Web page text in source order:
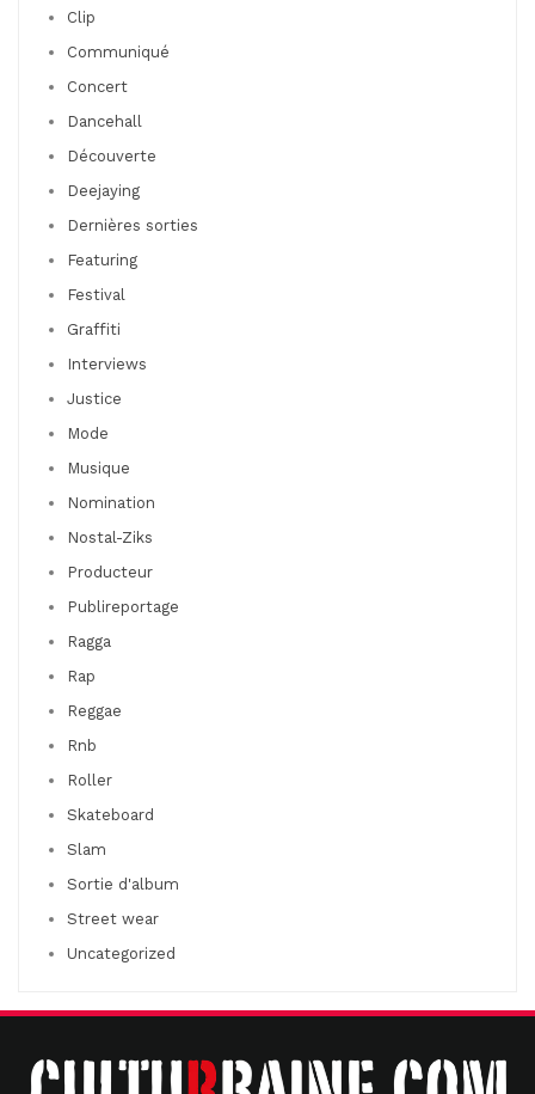
Clip
Communiqué
Concert
Dancehall
Découverte
Deejaying
Dernières sorties
Featuring
Festival
Graffiti
Interviews
Justice
Mode
Musique
Nomination
Nostal-Ziks
Producteur
Publireportage
Ragga
Rap
Reggae
Rnb
Roller
Skateboard
Slam
Sortie d'album
Street wear
Uncategorized